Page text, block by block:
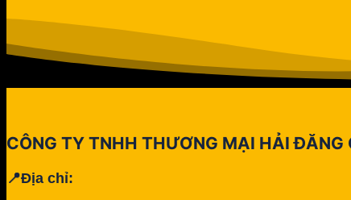
CÔNG TY TNHH THƯƠNG MẠI HẢI ĐĂNG
📍Địa chỉ: